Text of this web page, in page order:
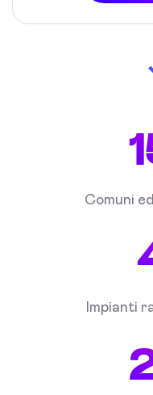
Comuni
Impianti